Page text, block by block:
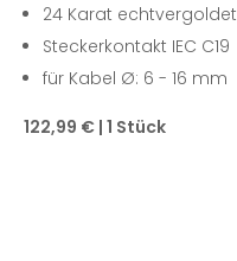
24 Karat echtvergoldet
Steckerkontakt IEC C19
für Kabel Ø: 6 - 16 mm
122,99 € | 1 Stück